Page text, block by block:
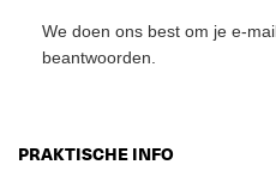
We doen ons best om je e-
beantwoorden.
PRAKTISCHE INFO